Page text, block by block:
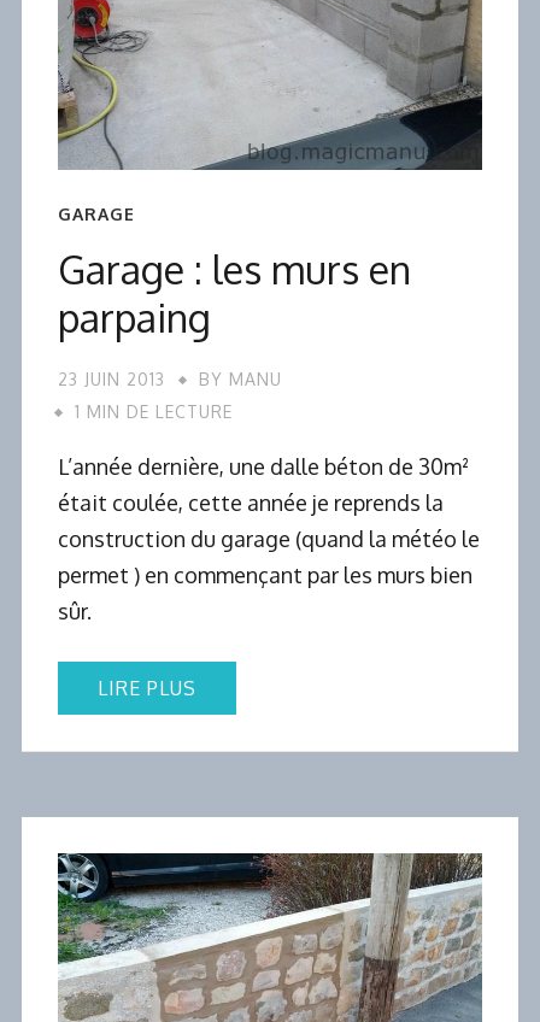
GARAGE
Garage : les murs en
parpaing
23 JUIN 2013 BY MANU
1 MIN DE LECTURE
L’année dernière, une dalle béton de 30m²
était coulée, cette année je reprends la
construction du garage (quand la météo le
permet ) en commençant par les murs bien
sûr.
LIRE PLUS